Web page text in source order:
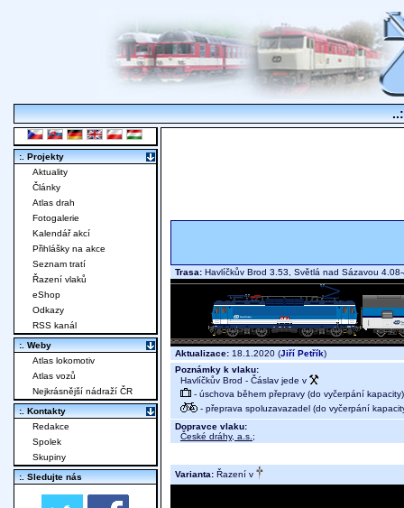
Trasa: Havlíčkův Brod 3.53, Světlá nad Sázavou
Aktualizace: 18.1.2020 (Jiří Petřík)
Poznámky k vlaku:
Havlíčkův Brod - Čáslav jede v
- úschova během přepravy (do vyčerpání kapacity)
- přeprava spoluzavazadel (do vyčerpání
Dopravce vlaku:
České dráhy, a.s. ;
Varianta: Řazení v
:. Projekty
Aktuality
Články
Atlas drah
Fotogalerie
Kalendář akcí
Přihlášky na akce
Seznam tratí
Řazení vlaků
eShop
Odkazy
RSS kanál
:. Weby
Atlas lokomotiv
Atlas vozů
Nejkrásnější nádraží ČR
:. Kontakty
Redakce
Spolek
Skupiny
:. Sledujte nás